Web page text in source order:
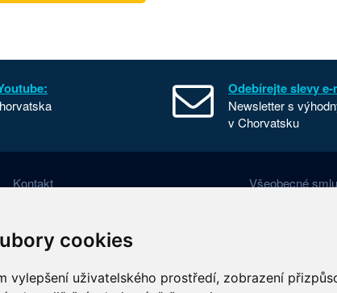
cookies
uživatelského prostředí, zobrazení
Odebírejte slevy e-
Newsletter s
v Chorvatsku
Kontakt
FKSP
Benefity
Všeobecné